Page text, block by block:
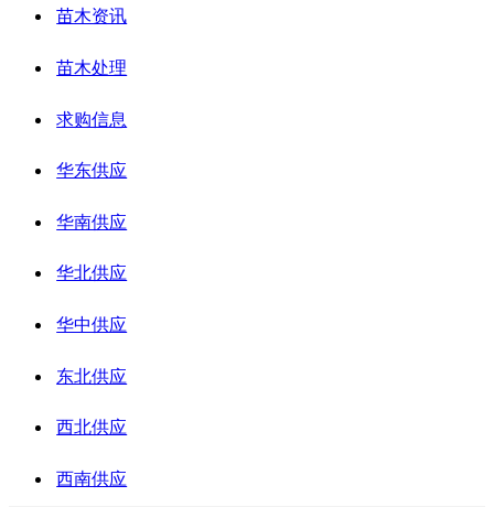
苗木资讯
苗木处理
求购信息
华东供应
华南供应
华北供应
华中供应
东北供应
西北供应
西南供应